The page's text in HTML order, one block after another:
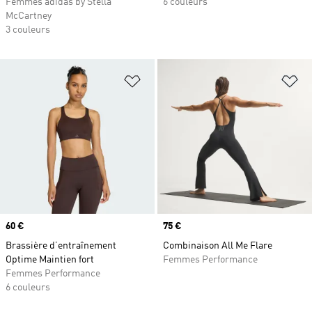
Femmes adidas by Stella
McCartney
3 couleurs
6 couleurs
Ajouter à la Liste de produits
Prix
60 €
Brassière d’entraînement
Optime Maintien fort
Femmes Performance
6 couleurs
Prix
75 €
Combinaison All Me Flare
Femmes Performance